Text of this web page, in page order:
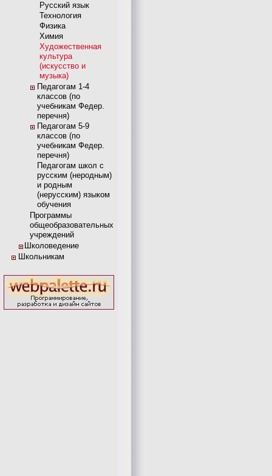
Русский язык
Технология
Физика
Химия
Художественная
культура
(искусство и
музыка)
Педагогам 1-4
классов (по
учебникам Федер.
перечня)
Педагогам 5-9
классов (по
учебникам Федер.
перечня)
Педагогам школ с
русским (неродным)
и родным
(нерусским) языком
обучения
Программы
общеобразовательных
учреждений
Школоведение
Школьникам